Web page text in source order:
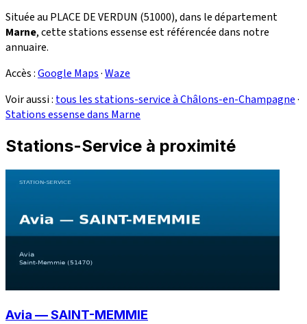
Située au PLACE DE VERDUN (51000), dans le département
Marne, cette stations essense est référencée dans notre
annuaire.
Accès :Google Maps·Waze
Voir aussi : tous les stations-service à Châlons-en-Champagne·
Stations essense dans Marne
Stations-Service à proximité
Avia — SAINT-MEMMIE